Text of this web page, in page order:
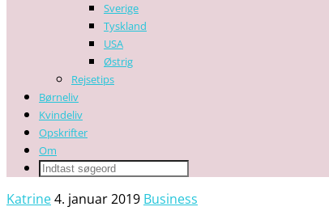
Sverige
Tyskland
USA
Østrig
Rejsetips
Børneliv
Kvindeliv
Opskrifter
Om
Katrine4. januar 2019 Business